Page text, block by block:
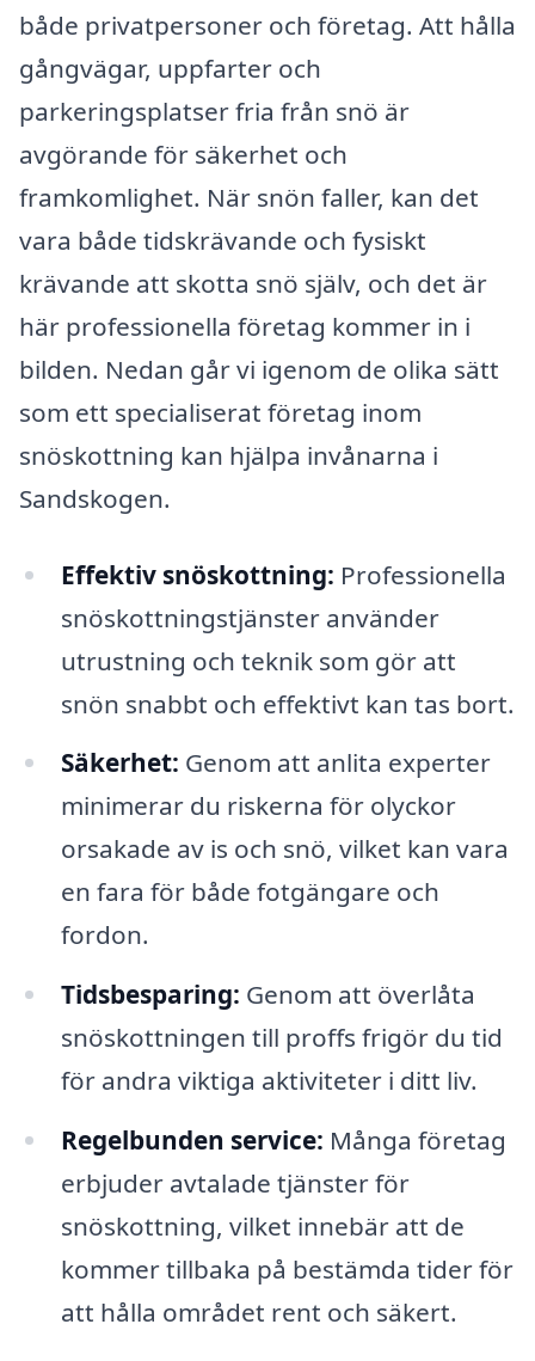
både privatpersoner och företag. Att hålla
gångvägar, uppfarter och
parkeringsplatser fria från snö är
avgörande för säkerhet och
framkomlighet. När snön faller, kan det
vara både tidskrävande och fysiskt
krävande att skotta snö själv, och det är
här professionella företag kommer in i
bilden. Nedan går vi igenom de olika sätt
som ett specialiserat företag inom
snöskottning kan hjälpa invånarna i
Sandskogen.
Effektiv snöskottning: Professionella
snöskottningstjänster använder
utrustning och teknik som gör att
snön snabbt och effektivt kan tas bort.
Säkerhet: Genom att anlita experter
minimerar du riskerna för olyckor
orsakade av is och snö, vilket kan vara
en fara för både fotgängare och
fordon.
Tidsbesparing: Genom att överlåta
snöskottningen till proffs frigör du tid
för andra viktiga aktiviteter i ditt liv.
Regelbunden service: Många företag
erbjuder avtalade tjänster för
snöskottning, vilket innebär att de
kommer tillbaka på bestämda tider för
att hålla området rent och säkert.